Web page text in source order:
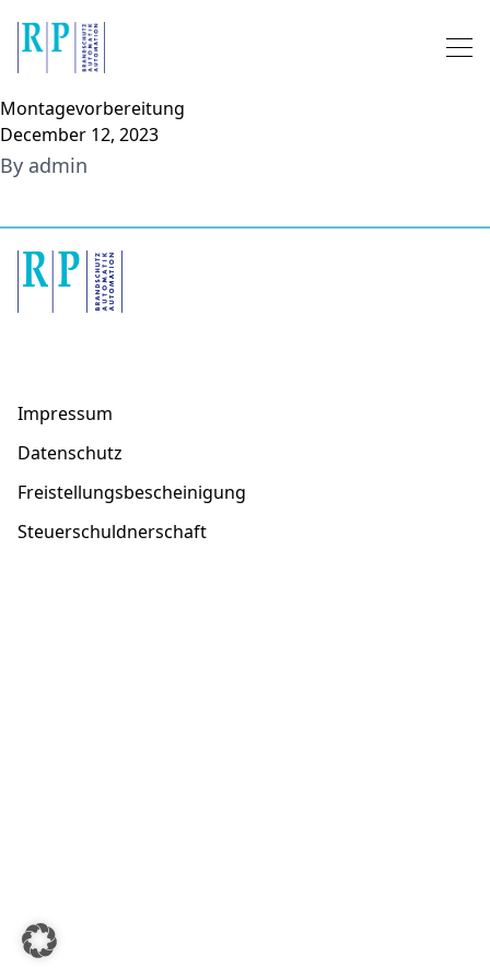
Montagevorbereitung
December 12, 2023
By admin
Impressum
Datenschutz
Freistellungsbescheinigung
Steuerschuldnerschaft